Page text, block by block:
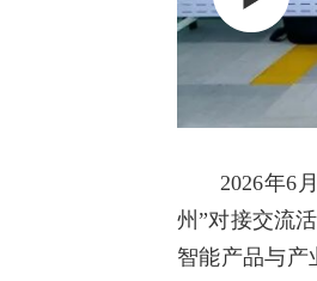
2026年6
州”对接交流
智能产品与产